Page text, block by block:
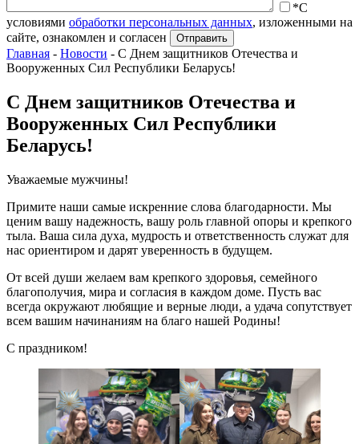
*С
условиями обработки персональных данных, изложенными на
сайте, ознакомлен и согласен
Главная - Новости - С Днем защитников Отечества и
Вооруженных Сил Республики Беларусь!
С Днем защитников Отечества и
Вооруженных Сил Республики
Беларусь!
Уважаемые мужчины!
Примите наши самые искренние слова благодарности. Мы
ценим вашу надежность, вашу роль главной опоры и крепкого
тыла. Ваша сила духа, мудрость и ответственность служат для
нас ориентиром и дарят уверенность в будущем.
От всей души желаем вам крепкого здоровья, семейного
благополучия, мира и согласия в каждом доме. Пусть вас
всегда окружают любящие и верные люди, а удача сопутствует
всем вашим начинаниям на благо нашей Родины!
С праздником!